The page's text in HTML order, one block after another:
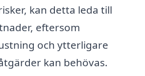
kan detta leda till
eftersom
och ytterligare
kan behövas.